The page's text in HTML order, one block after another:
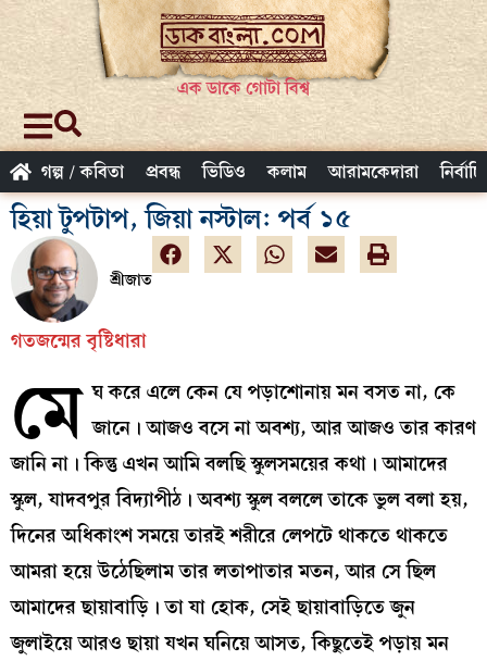
এক ডাকে গোটা বিশ্ব
গল্প / কবিতা প্রবন্ধ ভিডিও কলাম আরামকেদারা
হিয়া টুপটাপ, জিয়া নস্টাল: পর্ব ১৫
শ্রীজাত
গতজন্মের বৃষ্টিধারা
মে ঘ করে এলে কেন যে পড়াশোনায় মন বসত না, কে
জানে। আজও বসে না অবশ্য, আর আজও তার কারণ
জানি না। কিন্তু এখন আমি বলছি স্কুলসময়ের কথা। আমাদের
স্কুল, যাদবপুর বিদ্যাপীঠ। অবশ্য স্কুল বললে তাকে ভুল বলা হয়,
দিনের অধিকাংশ সময়ে তারই শরীরে লেপটে থাকতে থাকতে
আমরা হয়ে উঠেছিলাম তার লতাপাতার মতন, আর সে ছিল
আমাদের ছায়াবাড়ি। তা যা হোক, সেই ছায়াবাড়িতে জুন
জুলাইয়ে আরও ছায়া যখন ঘনিয়ে আসত, কিছুতেই পড়ায় মন